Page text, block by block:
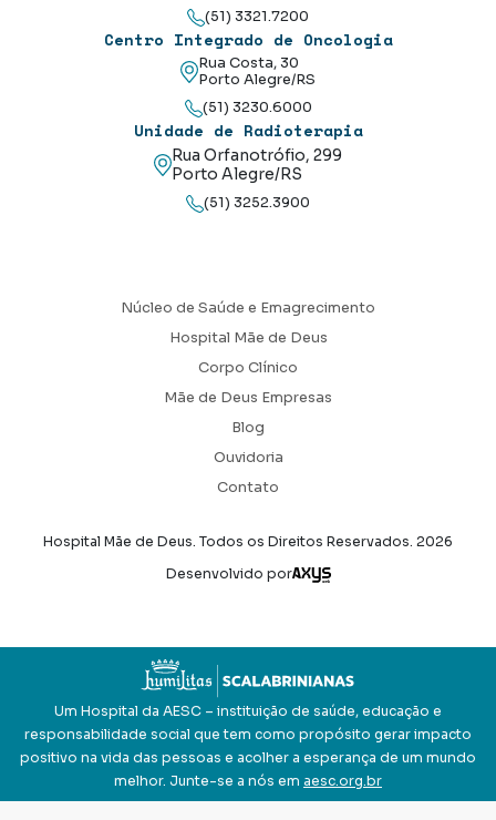
(51) 3321.7200
Centro Integrado de Oncologia
Rua Costa, 30
Porto Alegre/RS
(51) 3230.6000
Unidade de Radioterapia
Rua Orfanotrófio, 299
Porto Alegre/RS
(51) 3252.3900
Núcleo de Saúde e Emagrecimento
Hospital Mãe de Deus
Corpo Clínico
Mãe de Deus Empresas
Blog
Ouvidoria
Contato
Hospital Mãe de Deus. Todos os Direitos Reservados. 2026
Desenvolvido por
Axysweb
Um Hospital da AESC – instituição de saúde, educação e
responsabilidade social que tem como propósito gerar impacto
positivo na vida das pessoas e acolher a esperança de um mundo
melhor. Junte-se a nós em aesc.org.br